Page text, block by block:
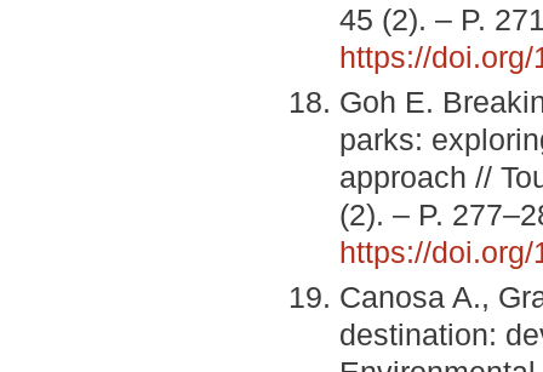
45 (2). – P.
https://
Goh E.
parks:
approach //
(2). – P.
https://
Canosa A.,
destination: